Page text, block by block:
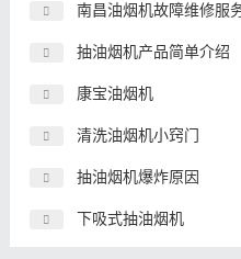
南昌油烟机故障维修服
抽油烟机产品简单介绍
康宝油烟机
清洗油烟机小窍门
抽油烟机爆炸原因
下吸式抽油烟机